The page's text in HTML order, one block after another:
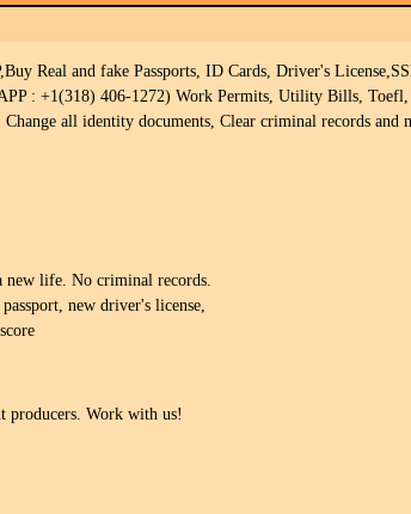
Real and fake Passports, ID Cards, Driver's
: +1(318) 406-1272) Work Permits, Utility Bills,
all identity documents, Clear criminal records and
new life. No criminal records.
new driver's license,
producers. Work with us!